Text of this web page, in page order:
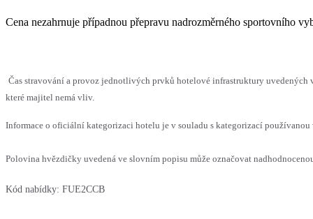
Cena nezahrnuje případnou přepravu nadrozměrného sportovního
Čas stravování a provoz jednotlivých prvků hotelové infrastruktury uvedených
které majitel nemá vliv.
Informace o oficiální kategorizaci hotelu je v souladu s kategorizací
Polovina hvězdičky uvedená ve slovním popisu může označovat
Kód nabídky: FUE2CCB